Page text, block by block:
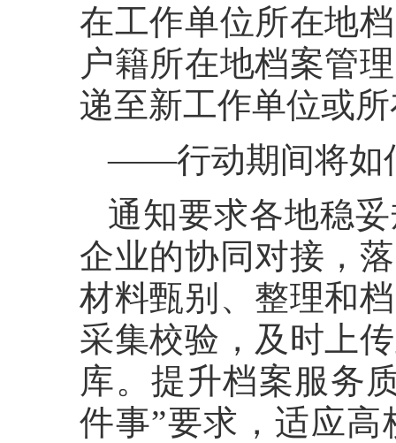
在工作单位所在地
户籍所在地档案管
递至新工作单位或
——行动期间将如
通知要求各地稳
企业的协同对接，
材料甄别、整理和
采集校验，及时上
库。提升档案服务
件事”要求，适应